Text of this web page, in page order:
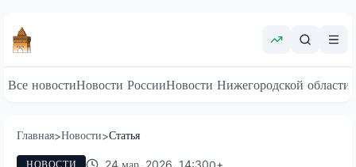
Все новостиНовости РоссииНовости Нижегородской области
Главная>Новости>Статья
НОВОСТИ 24 мар. 2026, 14:30